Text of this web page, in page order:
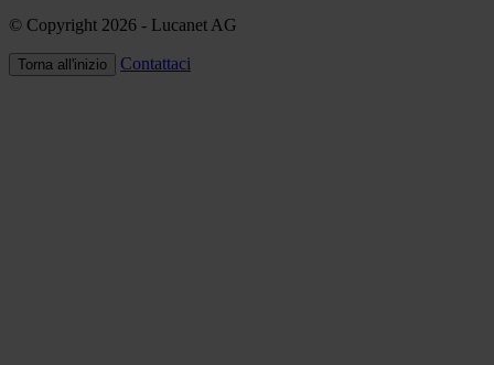
© Copyright 2026 - Lucanet AG
Torna all'inizio Contattaci